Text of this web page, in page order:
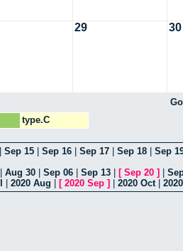
29 30
type.C
Sep 15 Sep 16 Sep 17 Sep 18
Sep
Aug 30 Sep 06 Sep 13 [ Sep 20 ]
2020 Aug [ 2020 Sep ] 2020 Oct